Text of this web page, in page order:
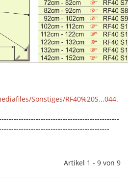
Sonstiges/RF40%20S...044.
Artikel 1 - 9 von 9